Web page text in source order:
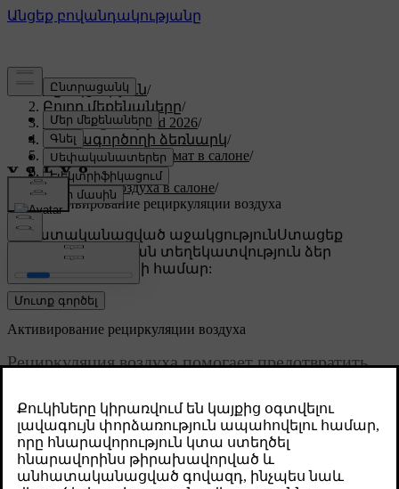
Աջակցություն/
Բոլոր մեքենաները/
XC60 Plug-in Hybrid 2026/
Օգտագործողի ձեռնարկ/
Комфорт и микроклимат в салоне/
Климат/
Качество воздуха в салоне/
Активирование рециркуляции воздуха
Անհատականացված աջակցությունՍտացեք
համապատասխան տեղեկատվություն ձեր
կոնկրետ մեքենայի համար:
Մուտք գործել
Активирование рециркуляции воздуха
Рециркуляция воздуха помогает предотвратить
пахнущего воздуха. В некоторых случаях
рециркуляция активируется автоматически, но вы
также можете активировать ее вручную на экране
климата.